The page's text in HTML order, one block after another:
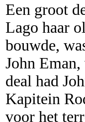
Een groot
Lago haar
bouwde,
John
deal had
Kapitein
voor het